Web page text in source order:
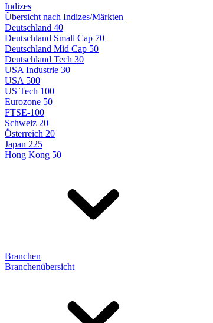
Indizes
Übersicht nach Indizes/Märkten
Deutschland 40
Deutschland Small Cap 70
Deutschland Mid Cap 50
Deutschland Tech 30
USA Industrie 30
USA 500
US Tech 100
Eurozone 50
FTSE-100
Schweiz 20
Österreich 20
Japan 225
Hong Kong 50
Branchen
Branchenübersicht